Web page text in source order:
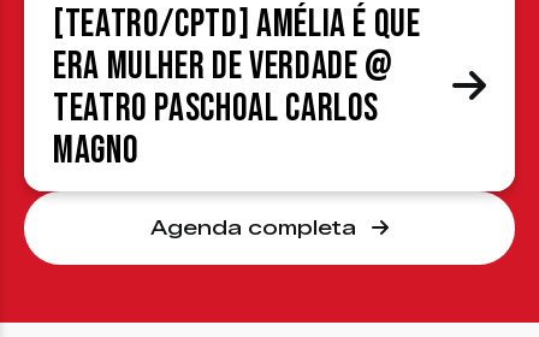
[TEATRO/CPTD] Amélia é que
era mulher de verdade @
Teatro Paschoal Carlos
Magno
Agenda completa